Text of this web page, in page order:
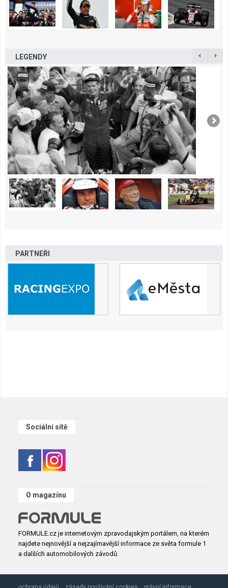
LEGENDY
PARTNEŘI
Sociální sítě
O magazínu
FORMULE.cz je internetovým zpravodajským portálem, na kterém
najdete nejnovější a nejzajímavější informace ze světa formule 1
a dalších automobilových závodů.